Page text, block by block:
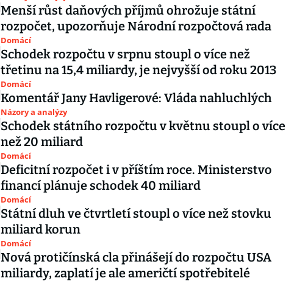
Menší růst daňových příjmů ohrožuje státní
rozpočet, upozorňuje Národní rozpočtová rada
Domácí
Schodek rozpočtu v srpnu stoupl o více než
třetinu na 15,4 miliardy, je nejvyšší od roku 2013
Domácí
Komentář Jany Havligerové: Vláda nahluchlých
Názory a analýzy
Schodek státního rozpočtu v květnu stoupl o více
než 20 miliard
Domácí
Deficitní rozpočet i v příštím roce. Ministerstvo
financí plánuje schodek 40 miliard
Domácí
Státní dluh ve čtvrtletí stoupl o více než stovku
miliard korun
Domácí
Nová protičínská cla přinášejí do rozpočtu USA
miliardy, zaplatí je ale američtí spotřebitelé